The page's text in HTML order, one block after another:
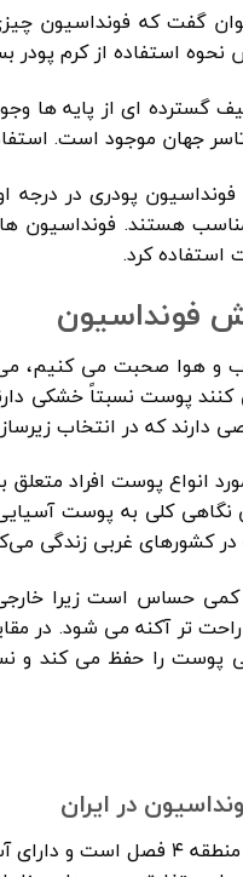
گفت که فونداسیون
استفاده از کرم پودر
گسترده ای از پایه ها
جهان موجود است.
فونداسیون پودری در
هستند. فونداسیون
استفاده کرد.
فونداسیون
و هوا صحبت می کنیم،
پوست نسبتاً خشکی
دارند که در انتخاب
انواع پوست افراد
نگاهی کلی به پوست
کشورهای غربی زندگی
حساس است زیرا
تر آکنه می شود. در
پوست را حفظ می کند و
در ایران
کشور ایران یک منطقه